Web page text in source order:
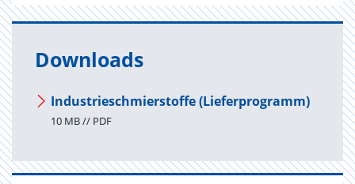
Downloads
Industrieschmierstoffe (Lieferprogramm)
10 MB // PDF